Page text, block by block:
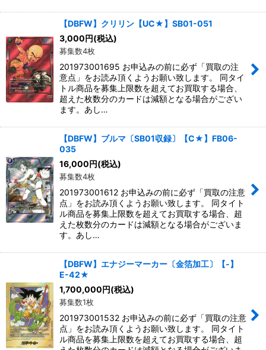
【DBFW】クリリン【UC★】SB01-051
3,000円(税込)
募集数4枚
201973001695 お申込みの前に必ず「買取の注
意点」をお読み頂くようお願い致します。 同タイ
トル商品を募集上限数を超えてお買取する場合、
超えた枚数分のカードは減額となる場合がござい
ます。あし…
【DBFW】ブルマ〔SB01収録〕【C★】FB06-
035
16,000円(税込)
募集数4枚
201973001612 お申込みの前に必ず「買取の注意
点」をお読み頂くようお願い致します。 同タイト
ル商品を募集上限数を超えてお買取する場合、超
えた枚数分のカードは減額となる場合がございま
す。あし…
【DBFW】エナジーマーカー〔金箔加工〕【-】
E-42★
1,700,000円(税込)
募集数1枚
201973001532 お申込みの前に必ず「買取の注意
点」をお読み頂くようお願い致します。 同タイト
ル商品を募集上限数を超えてお買取する場合、超